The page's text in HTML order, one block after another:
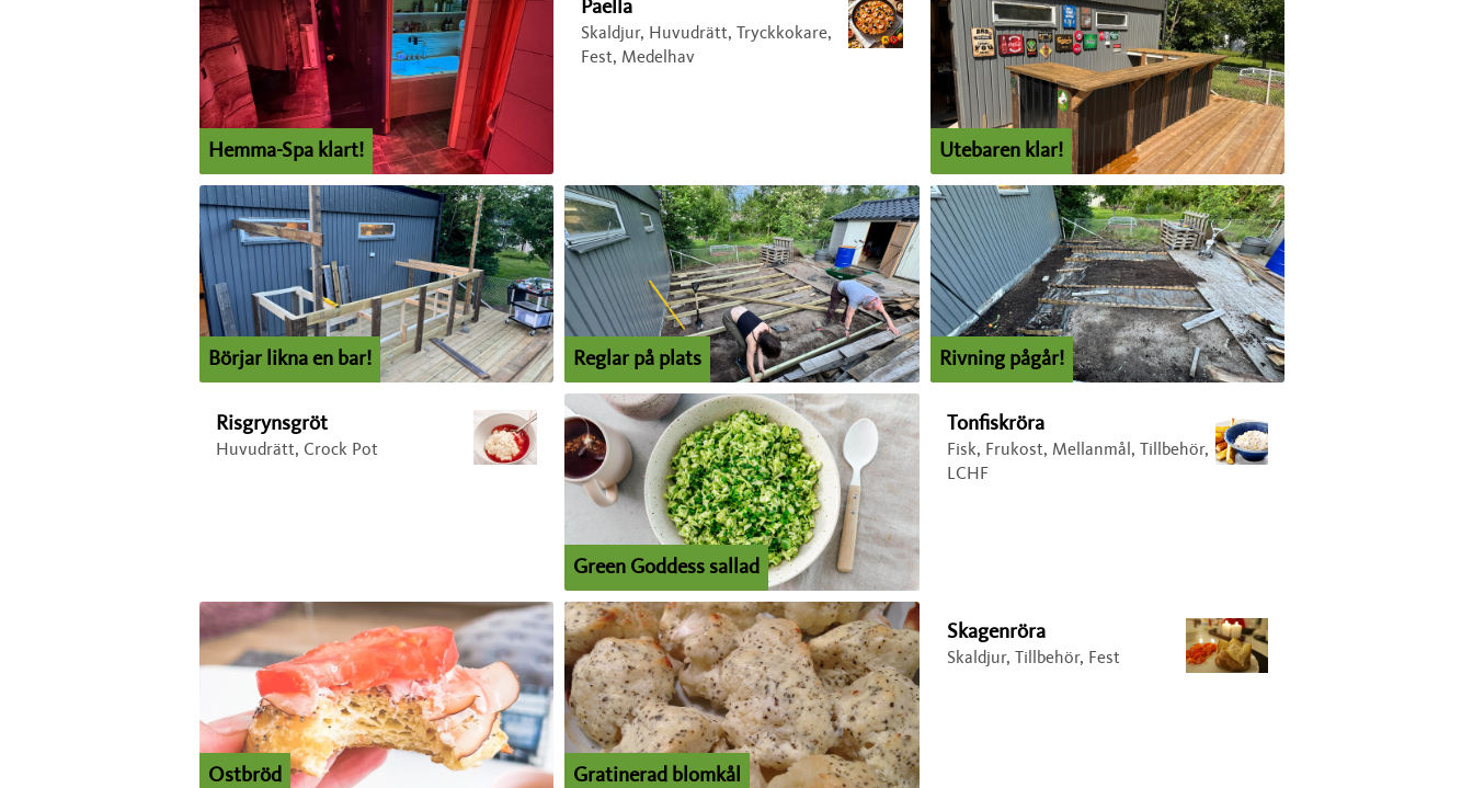
Hemma-Spa klart!
Paella
Skaldjur, Huvudrätt, Tryckkokare,
Fest, Medelhav
Utebaren klar!
Börjar likna en bar! Reglar på plats Rivning pågår!
Risgrynsgröt
Huvudrätt, Crock Pot
Green Goddess sallad
Tonfiskröra
Fisk, Frukost, Mellanmål, Tillbehör,
LCHF
Ostbröd Gratinerad blomkål
Skagenröra
Skaldjur, Tillbehör, Fest